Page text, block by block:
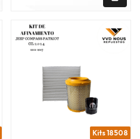
Kits 18508